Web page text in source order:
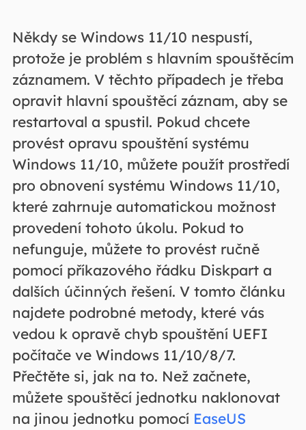
Někdy se Windows 11/10 nespustí,
protože je problém s hlavním spouštěcím
záznamem. V těchto případech je třeba
opravit hlavní spouštěcí záznam, aby se
restartoval a spustil. Pokud chcete
provést opravu spouštění systému
Windows 11/10, můžete použít prostředí
pro obnovení systému Windows 11/10,
které zahrnuje automatickou možnost
provedení tohoto úkolu. Pokud to
nefunguje, můžete to provést ručně
pomocí příkazového řádku Diskpart a
dalších účinných řešení. V tomto článku
najdete podrobné metody, které vás
vedou k opravě chyb spouštění UEFI
počítače ve Windows 11/10/8/7.
Přečtěte si, jak na to. Než začnete,
můžete spouštěcí jednotku naklonovat
na jinou jednotku pomocí EaseUS